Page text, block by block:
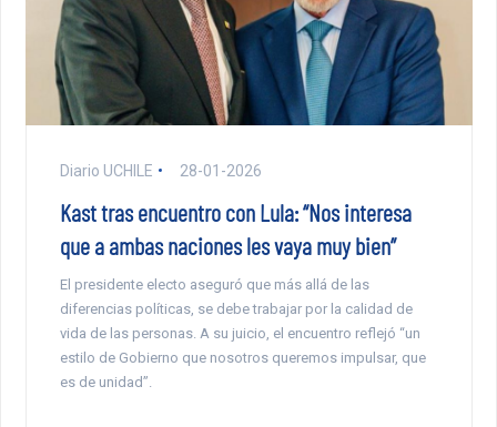
Diario UCHILE 28-01-2026
Kast tras encuentro con Lula: “Nos interesa
que a ambas naciones les vaya muy bien”
El presidente electo aseguró que más allá de las
diferencias políticas, se debe trabajar por la calidad de
vida de las personas. A su juicio, el encuentro reflejó “un
estilo de Gobierno que nosotros queremos impulsar, que
es de unidad”.